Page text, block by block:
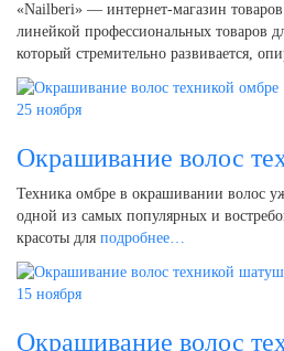
«Nailberi» — интернет-магазин
линейкой профессиональных товаров
который стремительно развивается,
25 ноября
Окрашивание волос
Техника омбре в окрашивании волос
одной из самых популярных и
красоты для подробнее…
15 ноября
Окрашивание волос